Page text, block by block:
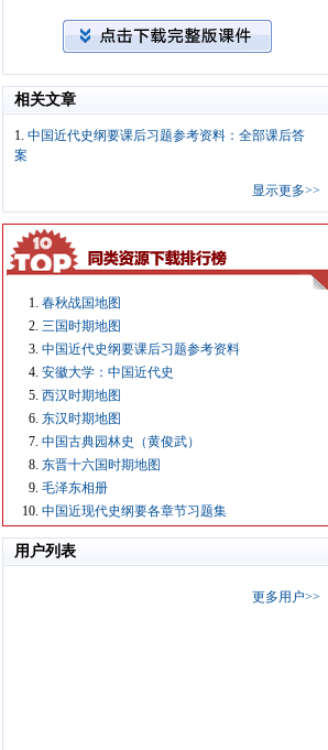
相关文章
1. 中国近代史纲要课后习题参考资料：全部课后答
案
显示更多>>
春秋战国地图
三国时期地图
中国近代史纲要课后习题参考资料
安徽大学：中国近代史
西汉时期地图
东汉时期地图
中国古典园林史（黄俊武）
东晋十六国时期地图
毛泽东相册
中国近现代史纲要各章节习题集
用户列表
更多用户>>